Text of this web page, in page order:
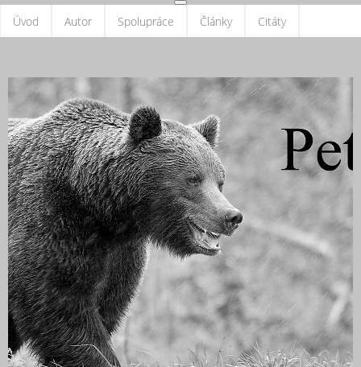
Úvod Autor Spolupráce Články Citáty